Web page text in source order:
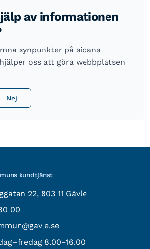
av informationen
synpunkter på sidans
oss att göra webbplatsen
Nej
kundtjänst
22, 803 11 Gävle
00
8.00–16.00